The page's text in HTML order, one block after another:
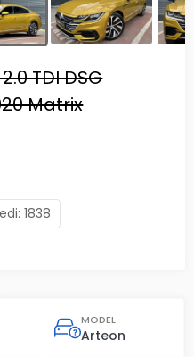
TDI DSG
Matrix
1838
MODEL
Arteon